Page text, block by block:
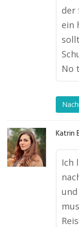
der
ein
No
Katrin
Ich